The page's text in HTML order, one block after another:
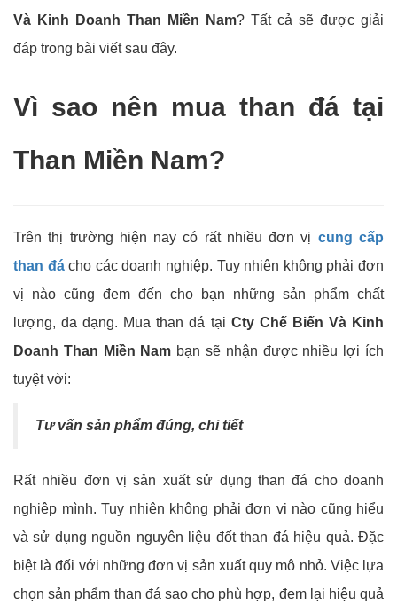
Và Kinh Doanh Than Miền Nam? Tất cả sẽ được giải
đáp trong bài viết sau đây.
Vì sao nên mua than đá tại
Than Miền Nam?
Trên thị trường hiện nay có rất nhiều đơn vị cung cấp
than đácho các doanh nghiệp. Tuy nhiên không phải đơn
vị nào cũng đem đến cho bạn những sản phẩm chất
lượng, đa dạng. Mua than đá tại Cty Chế Biến Và Kinh
Doanh Than Miền Nam bạn sẽ nhận được nhiều lợi ích
tuyệt vời:
Tư vấn sản phẩm đúng, chi tiết
Rất nhiều đơn vị sản xuất sử dụng than đá cho doanh
nghiệp mình. Tuy nhiên không phải đơn vị nào cũng hiểu
và sử dụng nguồn nguyên liệu đốt than đá hiệu quả. Đặc
biệt là đối với những đơn vị sản xuất quy mô nhỏ. Việc lựa
chọn sản phẩm than đá sao cho phù hợp, đem lại hiệu quả